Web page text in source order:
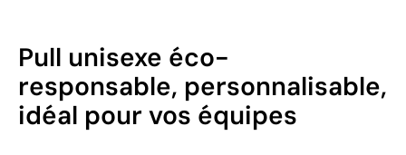
Pull unisexe éco-
responsable, personnalisable,
idéal pour vos équipes